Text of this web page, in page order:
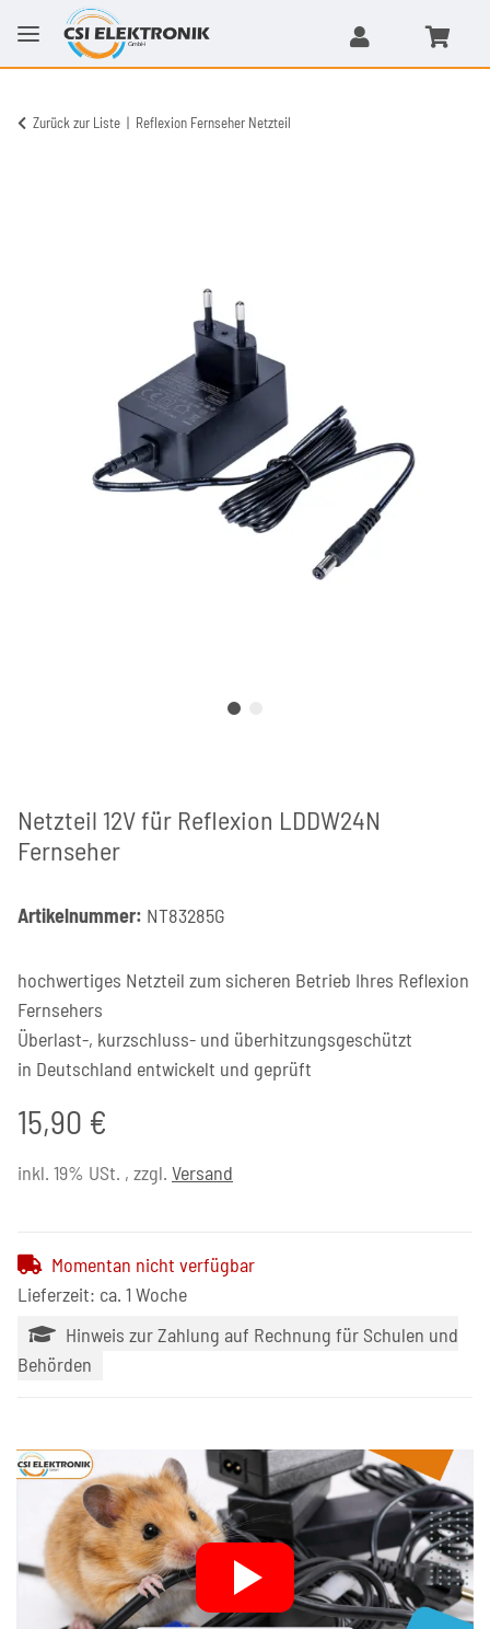
Zurück zur Liste Reflexion Fernseher Netzteil
Netzteil 12V für Reflexion LDDW24N
Fernseher
Artikelnummer: NT83285G
hochwertiges Netzteil zum sicheren Betrieb Ihres Reflexion
Fernsehers
Überlast-, kurzschluss- und überhitzungsgeschützt
in Deutschland entwickelt und geprüft
15,90 €
inkl. 19% USt. , zzgl. Versand
Momentan nicht verfügbar
Lieferzeit: ca. 1 Woche
Hinweis zur Zahlung auf Rechnung für Schulen und
Behörden